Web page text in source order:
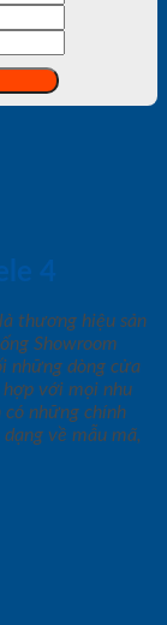
4
là thương hiệu sản
Showroom
những dòng cửa
hợp với mọi nhu
có những chính
về mẫu mã,